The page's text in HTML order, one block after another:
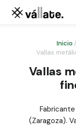
Malla
Malla
Malla
Puerta
Puerta
Inicio /
Vallas
Vallas
(Zaragoza).